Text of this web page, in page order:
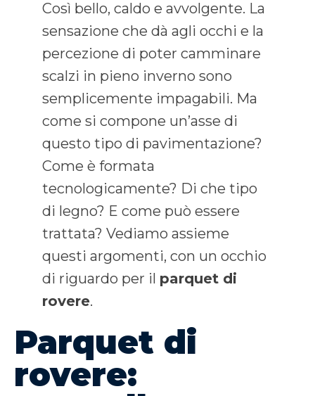
Così bello, caldo e avvolgente. La
sensazione che dà agli occhi e la
percezione di poter camminare
scalzi in pieno inverno sono
semplicemente impagabili. Ma
come si compone un’asse di
questo tipo di pavimentazione?
Come è formata
tecnologicamente? Di che tipo
di legno? E come può essere
trattata? Vediamo assieme
questi argomenti, con un occhio
di riguardo per il parquet di
rovere.
Parquet di
rovere: